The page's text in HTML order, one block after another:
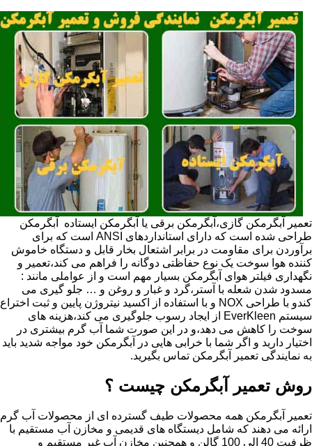
تعمیر آبگرمکن گازی،آبگرمکن برقی یا آبگرمکن ایستاده ​ آبگرمکن
طراحی شده است که دارای استانداردهای ANSI است که برای
برآوردن برای مقاومت در برابر اشتعال بخار قابل و دستگاه خاموش
کننده هوا سوخت یک نوع حفاظتی دوگانه را فراهم می کند،تعمیر و
نگهداری فیلتر هوای آبگرمکن بسیار مهم است و از عواملی مانند :
مسدود شدن شعله با آستر،گرد و غبار و روغن و … جلو گیری می
کندو با طراحی NOX و با استفاده از اکسید نیتروژن پایین و ثبت اختراع
سیستم EverKleen از ایجاد رسوب جلوگیری می کند،هزینه های
سوخت را کاهش می دهد،و در این صورت شما آب گرم بیشتری در
اختیار دارید و اگر شما با خرابی هایی در آبگرمکن خود مواجه شدید باید
به نمایندگی تعمیر آبگرمکن تماس بگیرید.
روش تعمیر آبگرمکن چیست ؟
تعمیر آبگرمکن همه محصولات طیف گسترده ای از محصولات آب گرم
ارائه می دهند که شامل دیستگاه های قدیمی و مخازن آب مستقیم با
ظرفیت 40 الی 100 گالن و همچنین مخازن آب غیر مستقیم و